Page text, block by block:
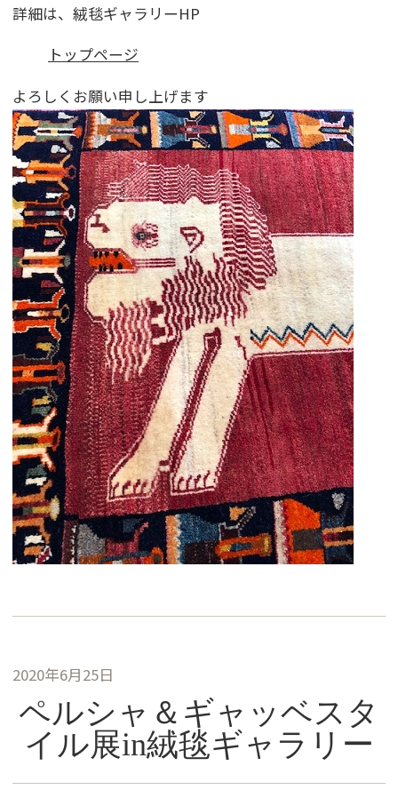
詳細は、絨毯ギャラリーHP
トップページ
よろしくお願い申し上げます
2020年6月25日
ペルシャ＆ギャッベスタ
イル展in絨毯ギャラリー